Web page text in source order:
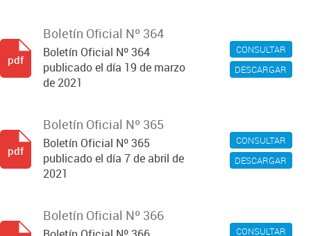
CONSULTAR
DESCARGAR
Boletín Oficial Nº 364
Boletín Oficial Nº 364
publicado el día 19 de marzo
de 2021
pdf
CONSULTAR
DESCARGAR
Boletín Oficial Nº 365
Boletín Oficial Nº 365
publicado el día 7 de abril de
2021
pdf
CONSULTAR
Boletín Oficial Nº 366